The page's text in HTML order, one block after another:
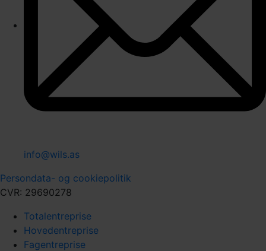
info@wils.as
Persondata- og cookiepolitik
CVR: 29690278
Totalentreprise
Hovedentreprise
Fagentreprise